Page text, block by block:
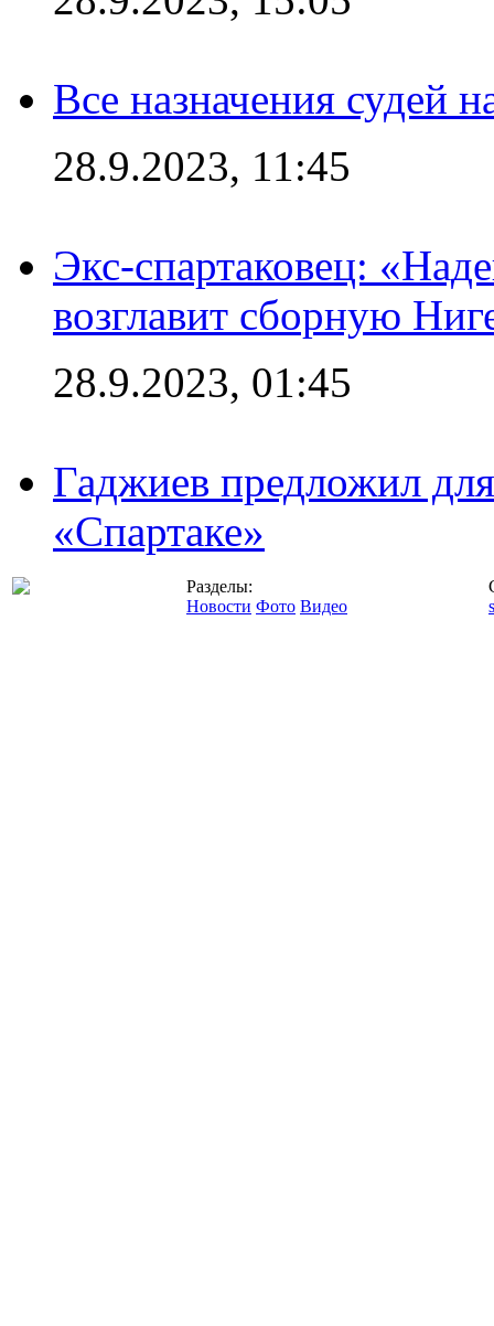
Все назначения судей
28.9.2023, 11:45
Экс-спартаковец:
возглавит сборную
28.9.2023, 01:45
Гаджиев предложил
«Спартаке»
Разделы:
Новости Фото Видео